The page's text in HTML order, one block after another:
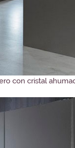
con cristal